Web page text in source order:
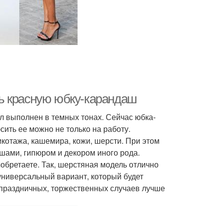
красную юбку-карандаш
выполнен в темных тонах. Сейчас юбка-
ее можно не только на работу.
кашемира, кожи, шерсти. При этом
гипюром и декором иного рода.
Так, шерстяная модель отлично
вариант, который будет
торжественных случаев лучше